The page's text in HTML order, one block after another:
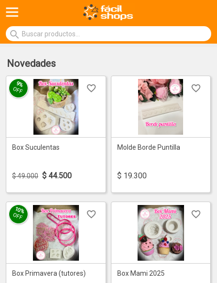
Novedades
9%
OFF
Box Suculentas
$ 49.000 $ 44.500
Molde Borde Puntilla
$ 19.300
10%
OFF
Box Primavera (tutores) Box Mami 2025